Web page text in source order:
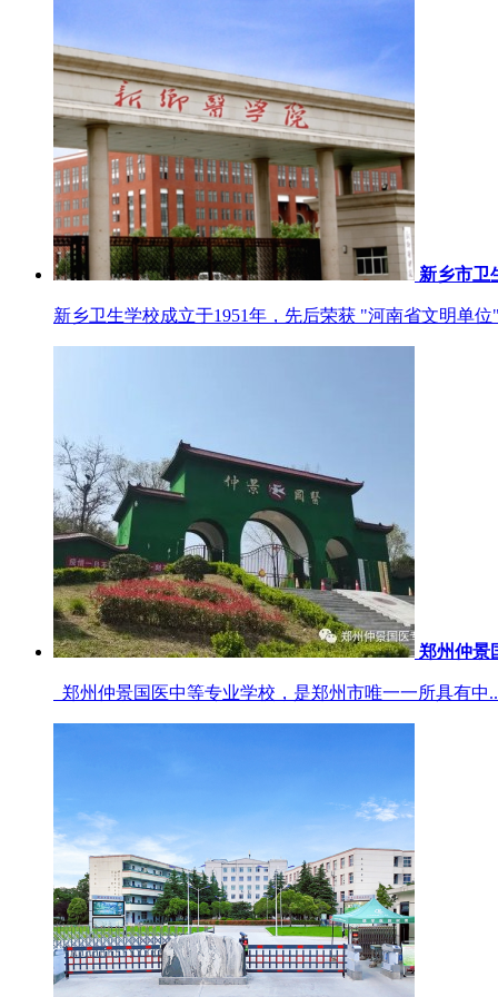
新乡市卫
新乡卫生学校成立于1951年，先后荣获 "河南省文明单
郑州仲景
郑州仲景国医中等专业学校，是郑州市唯一一所具有中